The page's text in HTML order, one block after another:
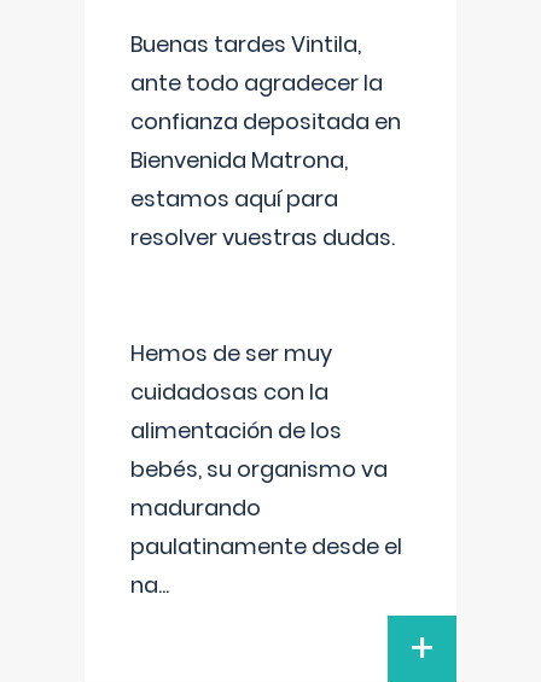
Buenas tardes Vintila,
ante todo agradecer la
confianza depositada en
Bienvenida Matrona,
estamos aquí para
resolver vuestras dudas.
Hemos de ser muy
cuidadosas con la
alimentación de los
bebés, su organismo va
madurando
paulatinamente desde el
na...
+